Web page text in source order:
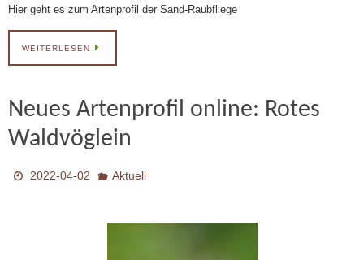
Hier geht es zum Artenprofil der Sand-Raubfliege
WEITERLESEN
Neues Artenprofil online: Rotes
Waldvöglein
2022-04-02 Aktuell